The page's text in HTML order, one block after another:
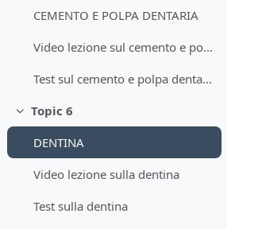
CEMENTO E POLPA DENTARIA
Video lezione sul cemento e polpa dentaria
Test sul cemento e polpa dentaria
Minimizza
Topic 6
DENTINA
Video lezione sulla dentina
Test sulla dentina